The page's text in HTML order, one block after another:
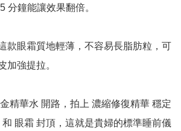
分鐘能讓效果翻倍。
款眼霜質地輕薄，不容易長脂肪粒，可
加強提拉。
精華水 開路，拍上 濃縮修復精華 穩定
眼霜 封頂，這就是貴婦的標準睡前儀